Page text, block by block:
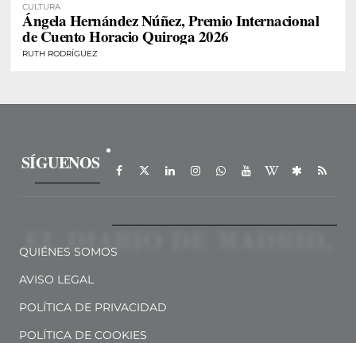
CULTURA
Ángela Hernández Núñez, Premio Internacional
de Cuento Horacio Quiroga 2026
RUTH RODRÍGUEZ
SÍGUENOS
QUIÉNES SOMOS
AVISO LEGAL
POLÍTICA DE PRIVACIDAD
POLÍTICA DE COOKIES